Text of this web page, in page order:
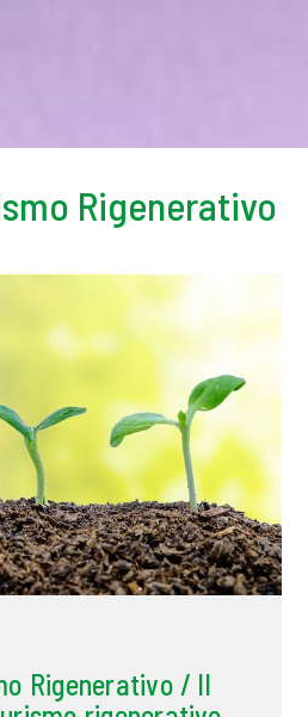
Rigenerativo
Rigenerativo / Il